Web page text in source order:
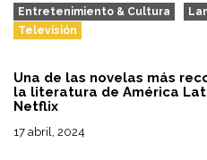
Entretenimiento & Cultura
Televisión
Una de las novelas más
la literatura de América
Netflix
17 abril, 2024